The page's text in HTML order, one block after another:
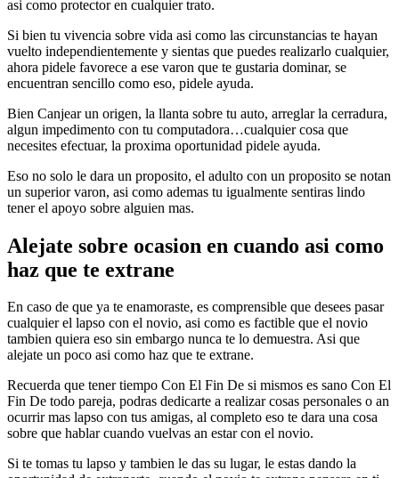
asi­ como protector en cualquier trato.
Si bien tu vivencia sobre vida asi­ como las circunstancias te hayan
vuelto independientemente y sientas que puedes realizarlo cualquier,
ahora pidele favorece a ese varon que te gustaria dominar, se
encuentran sencillo como eso, pidele ayuda.
Bien Canjear un origen, la llanta sobre tu auto, arreglar la cerradura,
algun impedimento con tu computadora…cualquier cosa que
necesites efectuar, la proxima oportunidad pidele ayuda.
Eso no solo le dara un proposito, el adulto con un proposito se notan
un superior varon, asi­ como ademas tu igualmente sentiras lindo
tener el apoyo sobre alguien mas.
Alejate sobre ocasion en cuando asi­ como
haz que te extrane
En caso de que ya te enamoraste, es comprensible que desees pasar
cualquier el lapso con el novio, asi­ como es factible que el novio
tambien quiera eso sin embargo nunca te lo demuestra. Asi que
alejate un poco asi­ como haz que te extrane.
Recuerda que tener tiempo Con El Fin De si mismos es sano Con El
Fin De todo pareja, podras dedicarte a realizar cosas personales o an
ocurrir mas lapso con tus amigas, al completo eso te dara una cosa
sobre que hablar cuando vuelvas an estar con el novio.
Si te tomas tu lapso y tambien le das su lugar, le estas dando la